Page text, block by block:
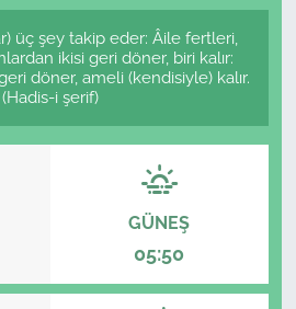
üç şey takip eder: Âile fertleri,
ikisi geri döner, biri kalır:
döner, ameli (kendisiyle) kalır.
(Hadis-i şerif)
GÜNEŞ
05:50